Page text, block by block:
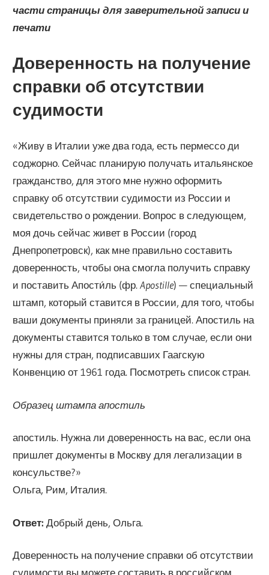
части страницы для заверительной записи и
печати
Доверенность на получение
справки об отсутствии
судимости
«Живу в Италии уже два года, есть пермессо ди
соджорно. Сейчас планирую получать итальянское
гражданство, для этого мне нужно оформить
справку об отсутствии судимости из России и
свидетельство о рождении. Вопрос в следующем,
моя дочь сейчас живет в России (город
Днепропетровск), как мне правильно составить
доверенность, чтобы она смогла получить справку
и поставить Апости́ль (фр.Apostille) — специальный
штамп, который ставится в России, для того, чтобы
ваши документы приняли за границей. Апостиль на
документы ставится только в том случае, если они
нужны для стран, подписавших Гаагскую
Конвенцию от 1961 года. Посмотреть список стран.
Образец штампа апостиль
апостиль. Нужна ли доверенность на вас, если она
пришлет документы в Москву для легализации в
консульстве?»
Ольга, Рим, Италия.
Ответ: Добрый день, Ольга.
Доверенность на получение справки об отсутствии